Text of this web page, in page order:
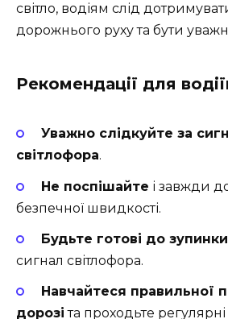
світло, водіям слід
дорожнього руху та бути
Рекомендації для
Уважно слідкуйте за
світлофора.
Не поспішайте і завжди
безпечної швидкості.
Будьте готові до зупинки
сигнал світлофора.
Навчайтеся правильної
дорозі та проходьте